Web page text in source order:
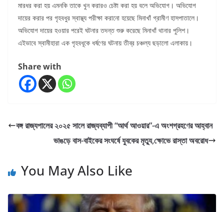
মারধর করা হয় এমনকি তাকে খুন করারও চেষ্টা করা হয় বলে অভিযোগ। অভিযোগ
দায়ের করার পর গৃহবধুর স্বাস্থ্য পরীক্ষা করানো হয়েছে মিনাখাঁ গ্রামীণ হাসপাতালে।
অভিযোগ দায়ের হওয়ার পরেই ঘটনার তদন্ত শুরু করেছে মিনাখাঁ থানার পুলিশ।
এইভাবে স্বামীহারা এক গৃহবধূকে ধর্ষণের ঘটনায় তীব্র চঞ্চল্য ছড়ালো এলাকায়।
Share with
বঙ্গ রাজ্যপালের ২০২৫ সালে রাজ্যব্যাপী “আর্থ আওয়ার”-এ অংশগ্রহণের আহ্বান
ভাঙড়ে বাস-বাইকের সংঘর্ষে যুবকের মৃত্যু,ক্ষোভে রাস্তা অবরোধ
You May Also Like